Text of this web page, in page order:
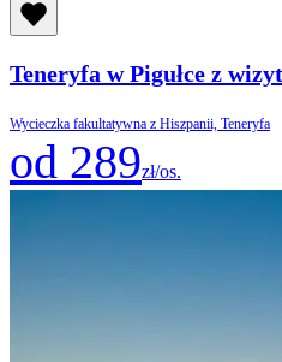
Teneryfa w Pigułce z
Wycieczka fakultatywna z Hiszpanii, Teneryfa
od 289zł/os.